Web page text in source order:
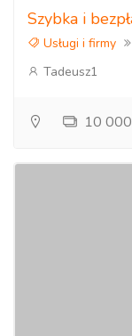
Szybka i
Usługi i firmy
Tadeusz1
10 000